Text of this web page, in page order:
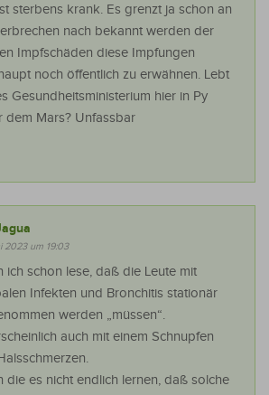
sterbens krank. Es grenzt ja schon an
nach bekannt werden der
Impfschäden diese Impfungen
noch öffentlich zu erwähnen. Lebt
Gesundheitsministerium hier in Py
dem Mars? Unfassbar
2023 um 19:03
ich schon lese, daß die Leute mit
Infekten und Bronchitis stationär
werden „müssen“.
auch mit einem Schnupfen
die es nicht endlich lernen, daß solche